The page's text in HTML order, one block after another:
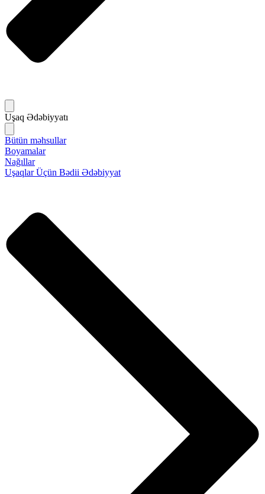
Uşaq Ədəbiyyatı
Bütün məhsullar
Boyamalar
Nağıllar
Uşaqlar Üçün Bədii Ədəbiyyat